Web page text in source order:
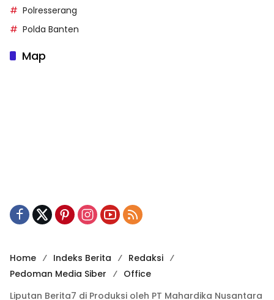
Polresserang
Polda Banten
Map
Home Indeks Berita
Redaksi
Pedoman Media Siber
Office
Liputan Berita7 di Produksi oleh PT Mahardika Nusantara